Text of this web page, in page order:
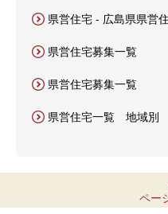
県営住宅 - 広島県県営
県営住宅募集一覧
県営住宅募集一覧
県営住宅一覧 地域別
ペー